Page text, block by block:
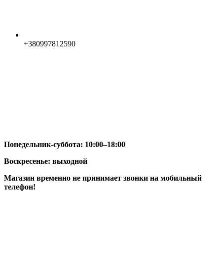
+380997812590
Понедельник-суббота: 10:00–18:00
Воскресенье: выходной
Магазин временно не принимает звонки на мобильный
телефон!